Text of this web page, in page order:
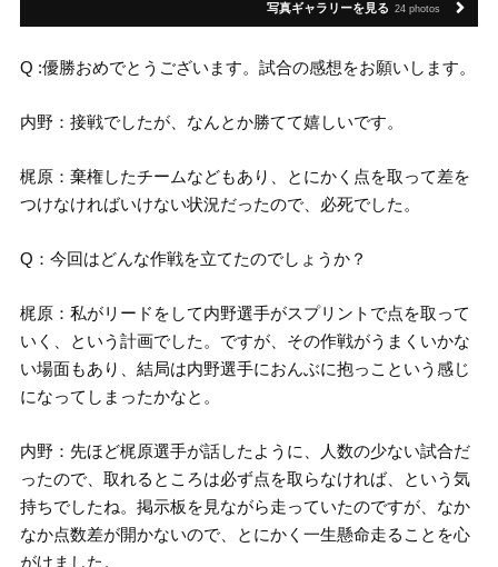
写真ギャラリーを見る 24 photos
Q :優勝おめでとうございます。試合の感想をお願いします。
内野：接戦でしたが、なんとか勝てて嬉しいです。
梶原：棄権したチームなどもあり、とにかく点を取って差を
つけなければいけない状況だったので、必死でした。
Q：今回はどんな作戦を立てたのでしょうか？
梶原：私がリードをして内野選手がスプリントで点を取って
いく、という計画でした。ですが、その作戦がうまくいかな
い場面もあり、結局は内野選手におんぶに抱っこという感じ
になってしまったかなと。
内野：先ほど梶原選手が話したように、人数の少ない試合だ
ったので、取れるところは必ず点を取らなければ、という気
持ちでしたね。掲示板を見ながら走っていたのですが、なか
なか点数差が開かないので、とにかく一生懸命走ることを心
がけました。